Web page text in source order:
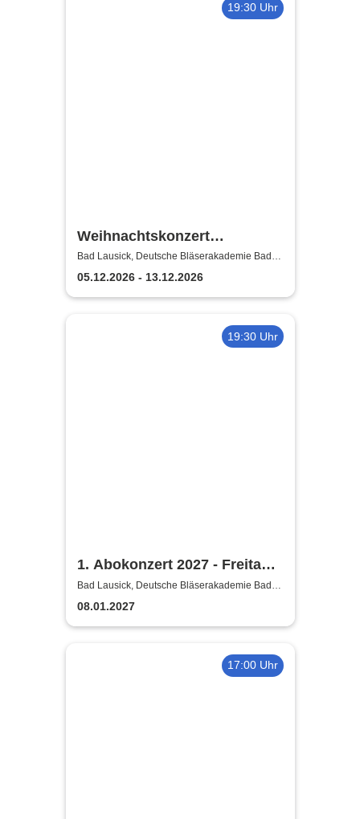
19:30 Uhr
Weihnachtskonzert
Adventsglühen - Sächsische
Bläserphilharmonie
Bad Lausick, Deutsche Bläserakademie Bad
Lausick
05.12.2026 - 13.12.2026
19:30 Uhr
1. Abokonzert 2027 - Freitag |
Sächsische
Bläserphilharmonie
Bad Lausick, Deutsche Bläserakademie Bad
Lausick
08.01.2027
17:00 Uhr